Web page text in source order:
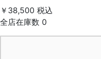
￥38,500 税込
全店在庫数 0